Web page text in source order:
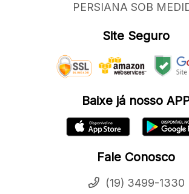
PERSIANA SOB
Site Seguro
Baixe já nosso
Fale Conosco
(19) 3499-1330